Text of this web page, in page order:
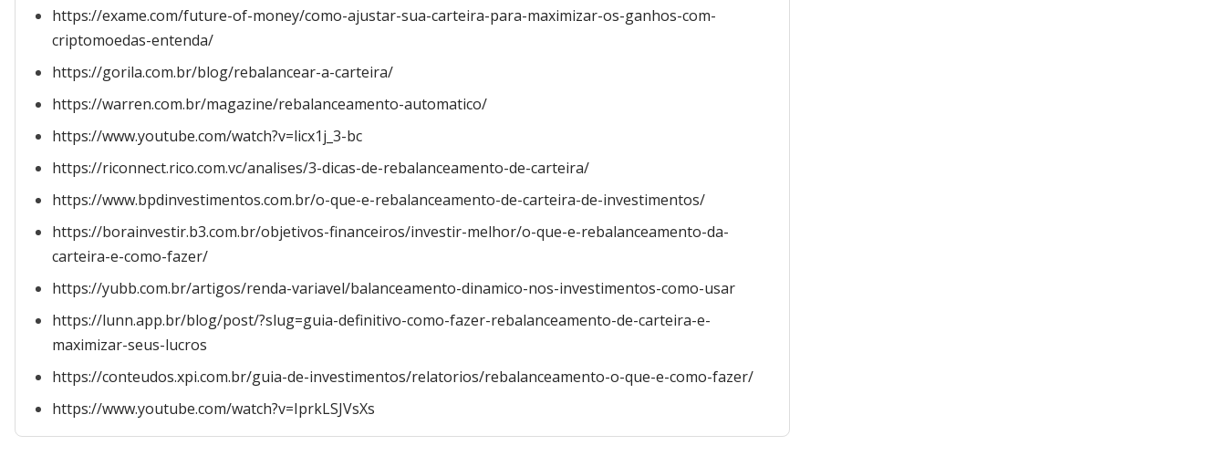
https://exame.com/future-of-money/como-ajustar-sua-carteira-para-maximizar-os-ganhos-com-
criptomoedas-entenda/
https://gorila.com.br/blog/rebalancear-a-carteira/
https://warren.com.br/magazine/rebalanceamento-automatico/
https://www.youtube.com/watch?v=licx1j_3-bc
https://riconnect.rico.com.vc/analises/3-dicas-de-rebalanceamento-de-carteira/
https://www.bpdinvestimentos.com.br/o-que-e-rebalanceamento-de-carteira-de-investimentos/
https://borainvestir.b3.com.br/objetivos-financeiros/investir-melhor/o-que-e-rebalanceamento-da-
carteira-e-como-fazer/
https://yubb.com.br/artigos/renda-variavel/balanceamento-dinamico-nos-investimentos-como-usar
https://lunn.app.br/blog/post/?slug=guia-definitivo-como-fazer-rebalanceamento-de-carteira-e-
maximizar-seus-lucros
https://conteudos.xpi.com.br/guia-de-investimentos/relatorios/rebalanceamento-o-que-e-como-fazer/
https://www.youtube.com/watch?v=IprkLSJVsXs